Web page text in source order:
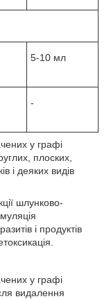
5-10 мл
-
у графі
плоских,
і деяких видів
шлунково-
і продуктів
у графі
видалення